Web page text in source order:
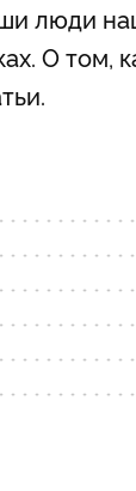
люди
О том,